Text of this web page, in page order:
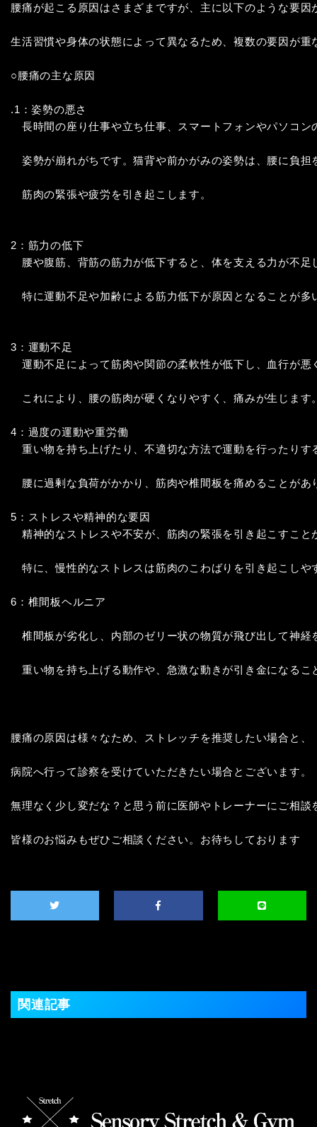
腰痛が起こる原因はさまざまですが、主に以下のような要因
生活習慣や身体の状態によって異なるため、複数の要因が重
○腰痛の主な原因
.1：姿勢の悪さ
長時間の座り仕事や立ち仕事、スマートフォンやパソコン
姿勢が崩れがちです。猫背や前かがみの姿勢は、腰に負担
筋肉の緊張や疲労を引き起こします。
2：筋力の低下
腰や腹筋、背筋の筋力が低下すると、体を支える力が不足
特に運動不足や加齢による筋力低下が原因となることが多
3：運動不足
運動不足によって筋肉や関節の柔軟性が低下し、血行が悪
これにより、腰の筋肉が硬くなりやすく、痛みが生じます
4：過度の運動や重労働
重い物を持ち上げたり、不適切な方法で運動を行ったりす
腰に過剰な負荷がかかり、筋肉や椎間板を痛めることがあ
5：ストレスや精神的な要因
精神的なストレスや不安が、筋肉の緊張を引き起こすこと
特に、慢性的なストレスは筋肉のこわばりを引き起こしや
6：椎間板ヘルニア
椎間板が劣化し、内部のゼリー状の物質が飛び出して神経
重い物を持ち上げる動作や、急激な動きが引き金になるこ
腰痛の原因は様々なため、ストレッチを推奨したい場合と、
病院へ行って診察を受けていただきたい場合とございます。
無理なく少し変だな？と思う前に医師やトレーナーにご相談
皆様のお悩みもぜひご相談ください。お待ちしております
関連記事